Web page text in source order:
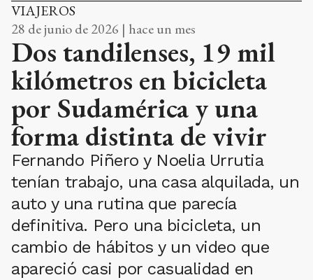
VIAJEROS
28 de junio de 2026 | hace un mes
Dos tandilenses, 19 mil
kilómetros en bicicleta
por Sudamérica y una
forma distinta de vivir
Fernando Piñero y Noelia Urrutia
tenían trabajo, una casa alquilada, un
auto y una rutina que parecía
definitiva. Pero una bicicleta, un
cambio de hábitos y un video que
apareció casi por casualidad en